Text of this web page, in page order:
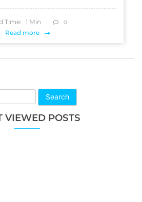
Search
VIEWED POSTS
Time: 1 Min 0
Read more